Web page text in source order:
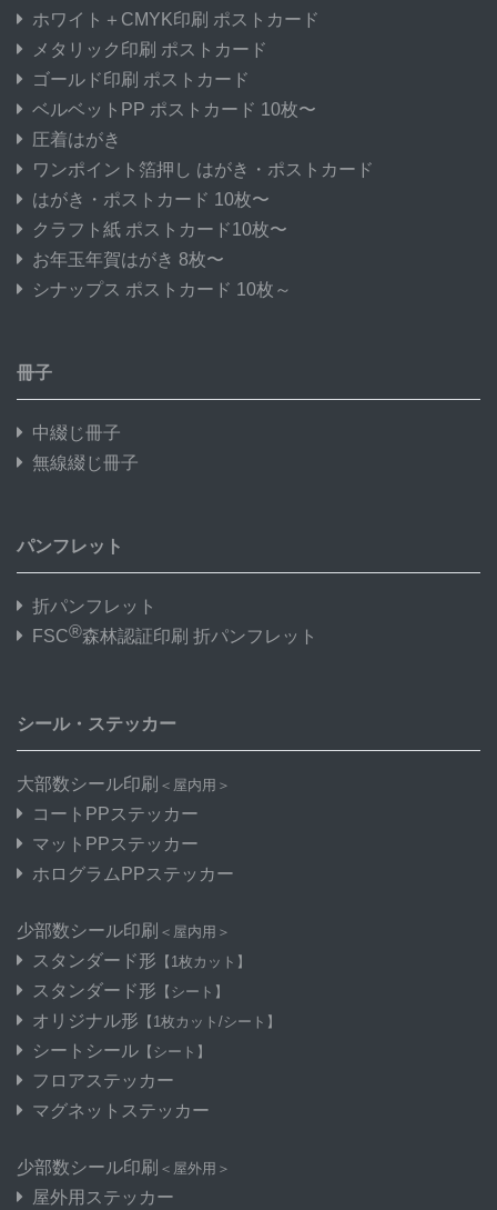
ホワイト＋CMYK印刷 ポストカード
メタリック印刷 ポストカード
ゴールド印刷 ポストカード
ベルベットPP ポストカード 10枚〜
圧着はがき
ワンポイント箔押し はがき・ポストカード
はがき・ポストカード 10枚〜
クラフト紙 ポストカード10枚〜
お年玉年賀はがき 8枚〜
シナップス ポストカード 10枚～
冊子
中綴じ冊子
無線綴じ冊子
パンフレット
折パンフレット
FSC®森林認証印刷 折パンフレット
シール・ステッカー
大部数シール印刷 ＜屋内用＞
コートPPステッカー
マットPPステッカー
ホログラムPPステッカー
少部数シール印刷 ＜屋内用＞
スタンダード形 【1枚カット】
スタンダード形 【シート】
オリジナル形 【1枚カット/シート】
シートシール 【シート】
フロアステッカー
マグネットステッカー
少部数シール印刷 ＜屋外用＞
屋外用ステッカー